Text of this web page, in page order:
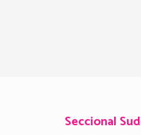
Seccional